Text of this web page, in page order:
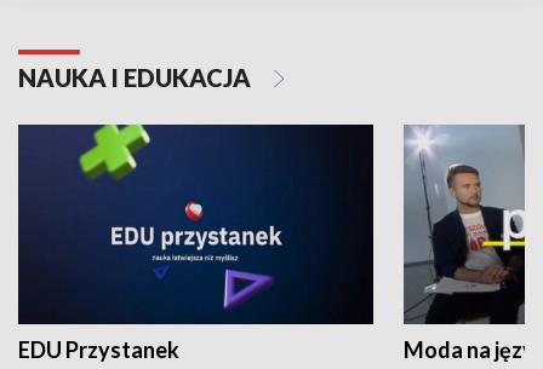
NAUKA I EDUKACJA
EDU Przystanek Moda na